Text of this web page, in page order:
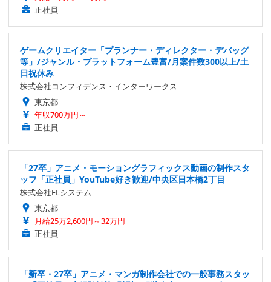
正社員
ゲームクリエイター「プランナー・ディレクター・デバッグ
等」/ジャンル・プラットフォーム豊富/月案件数300以上/土
日祝休み
株式会社コンフィデンス・インターワークス
東京都
年収700万円～
正社員
「27卒」アニメ・モーショングラフィックス動画の制作スタ
ッフ「正社員」YouTube好き歓迎/中央区日本橋2丁目
株式会社ELシステム
東京都
月給25万2,600円～32万円
正社員
「新卒・27卒」アニメ・マンガ制作会社での一般事務スタッ